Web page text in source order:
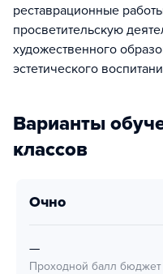
реставрационные
просветительскую
художественного
эстетического
Варианты
классов
очно
—
Проходной балл бюджет